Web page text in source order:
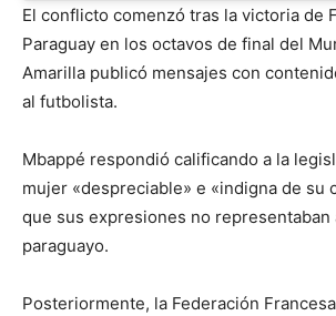
El conflicto comenzó tras la victoria de
Paraguay en los octavos de final del
Amarilla publicó mensajes con
al futbolista.
Mbappé respondió calificando a la
mujer «despreciable» e «indigna de su
que sus expresiones no representaban
paraguayo.
Posteriormente, la Federación